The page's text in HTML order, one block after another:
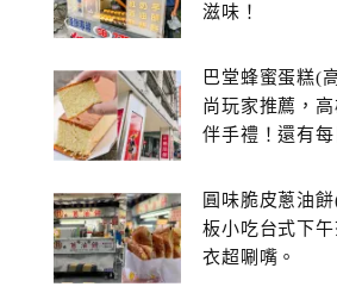
滋味！
巴堂蜂蜜蛋糕(
尚玩家推薦，
伴手禮！還有
圓味脆皮蔥油
板小吃台式下
衣超唰嘴。